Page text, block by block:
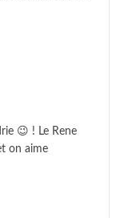
😉 ! Le Rene
on aime